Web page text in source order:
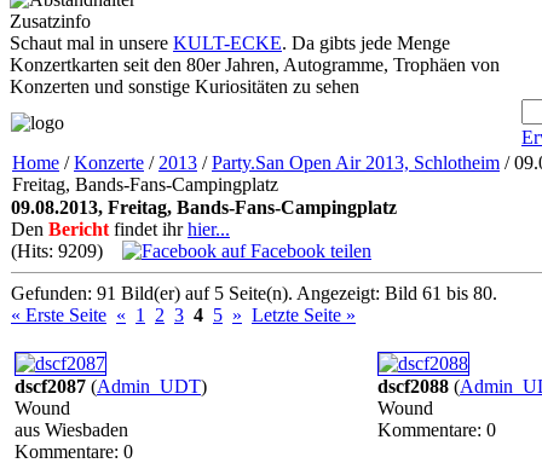
Zusatzinfo
Schaut mal in unsere KULT-ECKE. Da gibts jede Menge
Konzertkarten seit den 80er Jahren, Autogramme, Trophäen von
Konzerten und sonstige Kuriositäten zu sehen
Home /Konzerte / 2013 /Party.San Open Air 2013, Schlotheim /
Freitag, Bands-Fans-Campingplatz
09.08.2013, Freitag, Bands-Fans-Campingplatz
Den Bericht findet ihrhier...
(Hits: 9209)
auf Facebook teilen
Gefunden: 91 Bild(er) auf 5 Seite(n). Angezeigt: Bild 61 bis 80.
« Erste Seite « 1 2 3 4 5 » Letzte Seite »
dscf2087 (Admin_UDT)
Wound
aus Wiesbaden
Kommentare: 0
dscf2088 (
Wound
Kommentare: 0